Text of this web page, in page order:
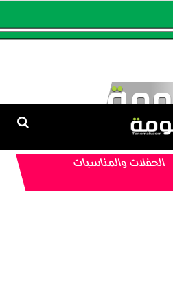
الحفلات والمناسبات